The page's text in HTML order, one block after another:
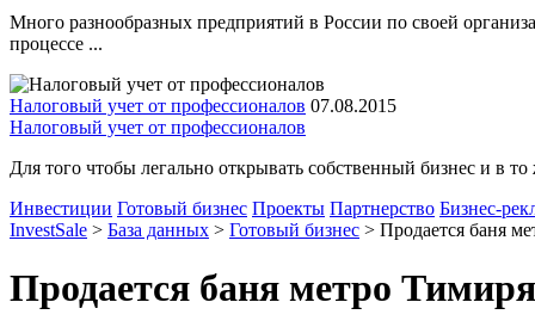
Много разнообразных предприятий в России по своей
процессе ...
Налоговый учет от профессионалов 07.08.2015
Налоговый учет от профессионалов
Для того чтобы легально открывать собственный бизнес и в
Инвестиции Готовый бизнес Проекты Партнерство Бизнес-
InvestSale > База данных > Готовый бизнес > Продается баня
Продается баня метро